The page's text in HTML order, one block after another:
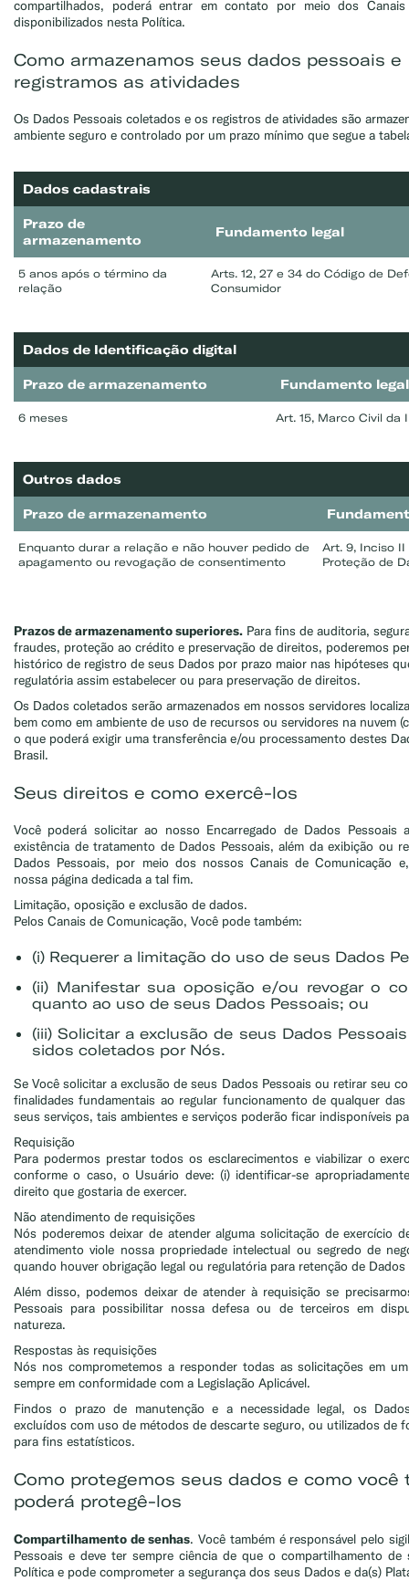
compartilhados, poderá entrar em contato por meio dos
disponibilizados nesta Política.
Como armazenamos seus dados pessoais e
registramos as atividades
Os Dados Pessoais coletados e os registros de atividades são
ambiente seguro e controlado por um prazo mínimo que segue a
Dados cadastrais
Prazo de
armazenamento
Fundamento legal
5 anos após o término da
relação
Arts. 12, 27 e 34 do Código de
Consumidor
Dados de Identificação digital
Prazo de armazenamento Fundamento legal
6 meses Art. 15, Marco Civil da
Outros dados
Prazo de armazenamento
Enquanto durar a relação e não houver pedido de
apagamento ou revogação de consentimento
Art. 9, Inciso
Proteção de
Prazos de armazenamento superiores. Para fins de auditoria,
fraudes, proteção ao crédito e preservação de direitos, poderemos
histórico de registro de seus Dados por prazo maior nas hipóteses
regulatória assim estabelecer ou para preservação de direitos.
Os Dados coletados serão armazenados em nossos servidores
bem como em ambiente de uso de recursos ou servidores na nuvem
o que poderá exigir uma transferência e/ou processamento destes
Brasil.
Seus direitos e como exercê-los
Você poderá solicitar ao nosso Encarregado de Dados Pessoais
existência de tratamento de Dados Pessoais, além da exibição ou
Dados Pessoais, por meio dos nossos Canais de Comunicação
nossa página dedicada a tal fim.
Limitação, oposição e exclusão de dados.
Pelos Canais de Comunicação, Você pode também:
(i) Requerer a limitação do uso de seus Dados
(ii) Manifestar sua oposição e/ou revogar o
quanto ao uso de seus Dados Pessoais; ou
(iii) Solicitar a exclusão de seus Dados
sidos coletados por Nós.
Se Você solicitar a exclusão de seus Dados Pessoais ou retirar seu
finalidades fundamentais ao regular funcionamento de qualquer
seus serviços, tais ambientes e serviços poderão ficar indisponíveis
Requisição
Para podermos prestar todos os esclarecimentos e viabilizar o
conforme o caso, o Usuário deve: (i) identificar-se
direito que gostaria de exercer.
Não atendimento de requisições
Nós poderemos deixar de atender alguma solicitação de exercício
atendimento viole nossa propriedade intelectual ou segredo de
quando houver obrigação legal ou regulatória para retenção de Dados
Além disso, podemos deixar de atender à requisição se
Pessoais para possibilitar nossa defesa ou de terceiros em
natureza.
Respostas às requisições
Nós nos comprometemos a responder todas as solicitações em
sempre em conformidade com a Legislação Aplicável.
Findos o prazo de manutenção e a necessidade legal, os
excluídos com uso de métodos de descarte seguro, ou utilizados de
para fins estatísticos.
Como protegemos seus dados e como você
poderá protegê-los
Compartilhamento de senhas. Você também é responsável pelo
Pessoais e deve ter sempre ciência de que o compartilhamento de
Política e pode comprometer a segurança dos seus Dados e da(s)